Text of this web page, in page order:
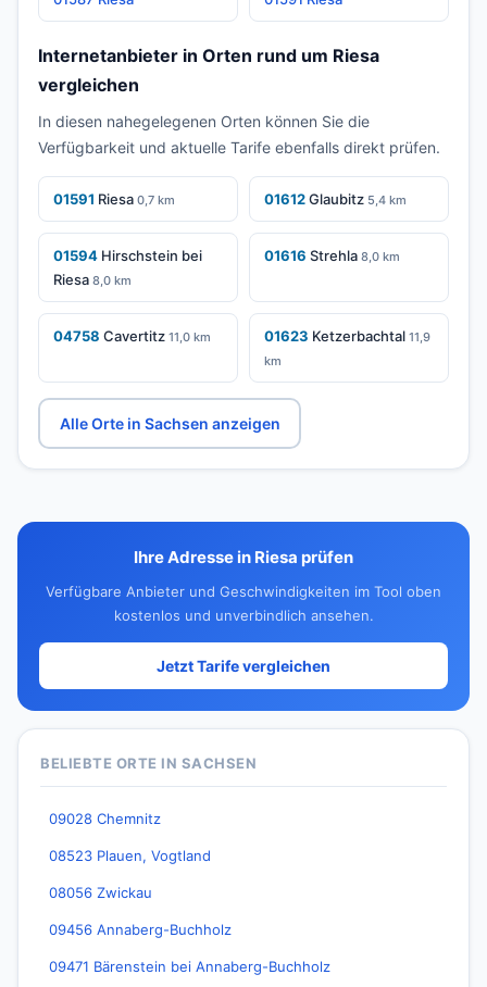
Internetanbieter in Orten rund um Riesa
vergleichen
In diesen nahegelegenen Orten können Sie die
Verfügbarkeit und aktuelle Tarife ebenfalls direkt prüfen.
01591 Riesa 0,7 km 01612Glaubitz 5,4 km
01594 Hirschstein bei
Riesa 8,0 km
01616 Strehla 8,0 km
04758 Cavertitz 11,0 km 01623 Ketzerbachtal 11,9
km
Alle Orte in Sachsen anzeigen
Ihre Adresse in Riesa prüfen
Verfügbare Anbieter und Geschwindigkeiten im Tool oben
kostenlos und unverbindlich ansehen.
Jetzt Tarife vergleichen
BELIEBTE ORTE IN SACHSEN
09028 Chemnitz
08523 Plauen, Vogtland
08056 Zwickau
09456 Annaberg-Buchholz
09471 Bärenstein bei Annaberg-Buchholz